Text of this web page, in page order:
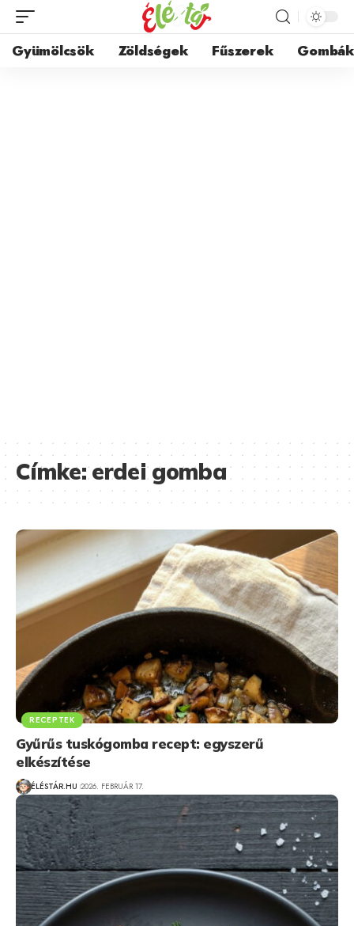
Gyümölcsök Zöldségek Fűszerek Gombák
Címke:erdei gomba
RECEPTEK
Gyűrűs tuskógomba recept: egyszerű
elkészítése
ÉLÉSTÁR.HU 2026. FEBRUÁR 17.